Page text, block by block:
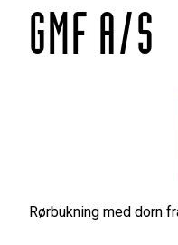
GMF A/S
Rørbukning med dorn